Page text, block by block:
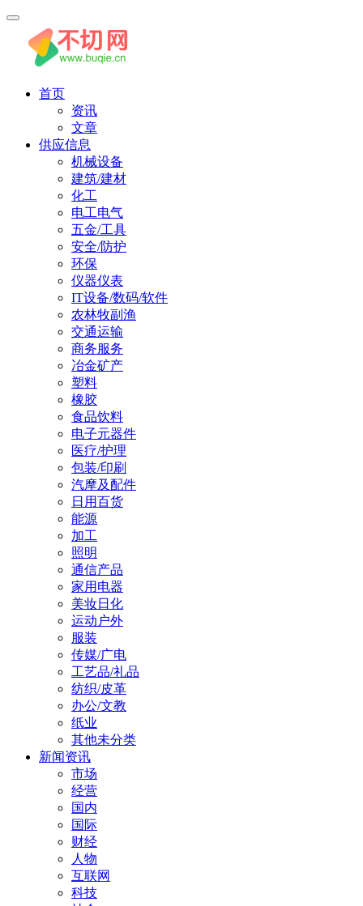
首页
资讯
文章
供应信息
机械设备
建筑/建材
化工
电工电气
五金/工具
安全/防护
环保
仪器仪表
IT设备/数码/软件
农林牧副渔
交通运输
商务服务
冶金矿产
塑料
橡胶
食品饮料
电子元器件
医疗/护理
包装/印刷
汽摩及配件
日用百货
能源
加工
照明
通信产品
家用电器
美妆日化
运动户外
服装
传媒/广电
工艺品/礼品
纺织/皮革
办公/文教
纸业
其他未分类
新闻资讯
市场
经营
国内
国际
财经
人物
互联网
科技